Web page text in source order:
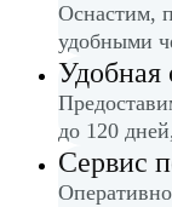
Оснастим,
удобными
Удобная
до 120
Сервис